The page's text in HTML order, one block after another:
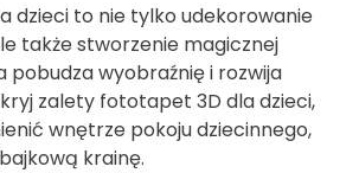
dzieci to nie tylko udekorowanie
także stworzenie magicznej
pobudza wyobraźnię i rozwija
zalety fototapet 3D dla dzieci,
wnętrze pokoju dziecinnego,
krainę.